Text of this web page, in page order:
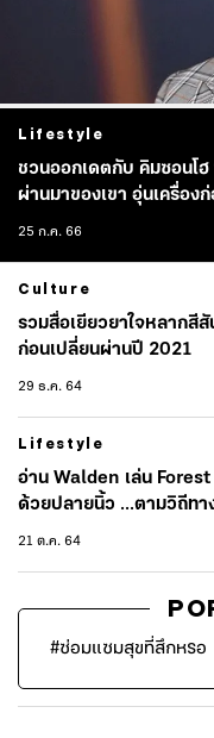
Lifestyle
ชวนออกเดตกับ คิมซอนโ
ผ่านมาของเขา อุ่นเครื่อ
25 ก.ค. 66
Culture
รวมสื่อเยียวยาใจหลากสีสั
ก่อนเปลี่ยนผ่านปี 2021
29 ธ.ค. 64
Lifestyle
อ่าน Walden เล่น Forest
ด้วยปลายนิ้ว ...ตามวิถีท
21 ต.ค. 64
#ซ่อมแซมสุขที่สึกหรอ